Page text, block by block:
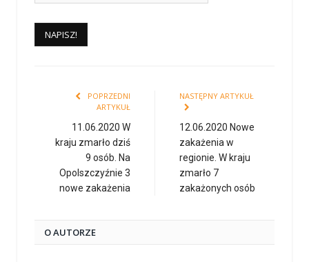
POPRZEDNI
ARTYKUŁ
11.06.2020 W
kraju zmarło dziś
9 osób. Na
Opolszczyźnie 3
nowe zakażenia
NASTĘPNY ARTYKUŁ
12.06.2020 Nowe
zakażenia w
regionie. W kraju
zmarło 7
zakażonych osób
O AUTORZE